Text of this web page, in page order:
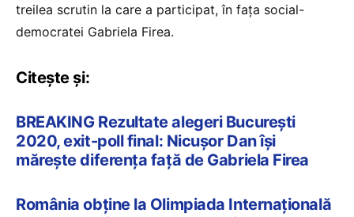
treilea scrutin la care a participat, în fața social-
democratei Gabriela Firea.
Citește și:
BREAKING Rezultate alegeri București
2020, exit-poll final: Nicușor Dan își
mărește diferența față de Gabriela Firea
România obține la Olimpiada Internațională